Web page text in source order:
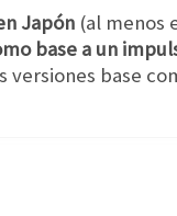
Japón (al menos
base a un
versiones base